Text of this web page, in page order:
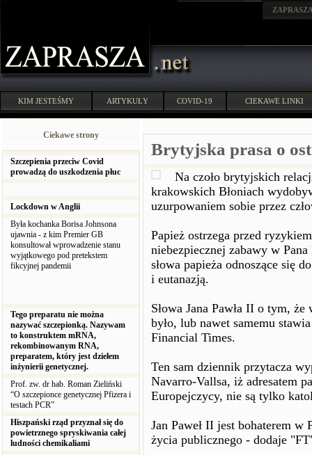
KIM JESTEŚMY ARTYKUŁY COVID-19 CIEKAWE LINKI
Ciekawe strony
Szczepienia przeciw Covid
prowadzą do uszkodzenia płuc
Lockdown w Anglii
Była kochanka Borisa Johnsona
ujawnia - z kim Premier GB
konsultował wprowadzenie stanu
wyjątkowego pod pretekstem
fikcyjnej pandemii
Tego preparatu nie można
nazywać szczepionką. Nazywam
to konstruktem mRNA,
rekombinowanym RNA,
preparatem, który jest dziełem
inżynierii genetycznej.
Prof. zw. dr hab. Roman Zieliński
“O szczepionce genetycznej Pfizera i
testach PCR”
Hiszpański rząd przyznał się do
powietrznego spryskiwania całej
ludności chemikaliami
Brytyjska prasa o
Na czoło brytyjskich
krakowskich Błoniach
uzurpowaniem sobie przez
Papież ostrzega przed
niebezpiecznej zabawy w
słowa papieża odnoszące się
i eutanazją.
Słowa Jana Pawła II o tym,
było, lub nawet samemu
Financial Times.
Ten sam dziennik przytacza
Navarro-Vallsa, iż adresatem
Europejczycy, nie są tylko
Jan Paweł II jest bohaterem w
życia publicznego - dodaje